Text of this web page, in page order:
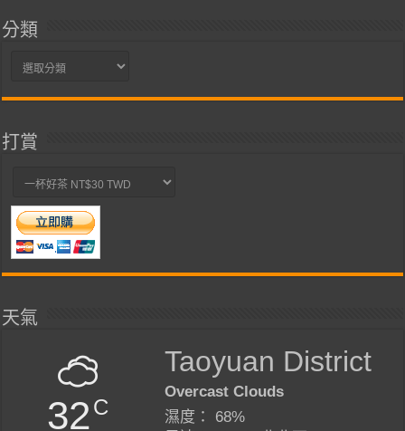
分類
分
打賞
天氣
32C
Taoyuan District
Overcast Clouds
濕度： 68%